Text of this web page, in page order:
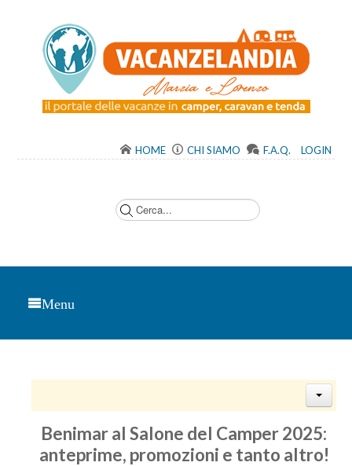
HOME CHI SIAMO F.A.Q. LOGIN
Menu
Benimar al Salone del Camper 2025:
anteprime, promozioni e tanto altro!